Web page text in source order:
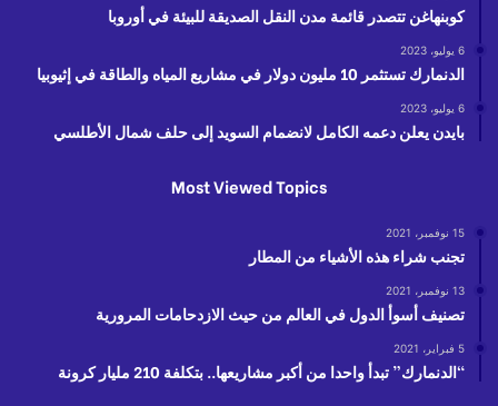
كوبنهاغن تتصدر قائمة مدن النقل الصديقة للبيئة في أوروبا
6 يوليو، 2023
الدنمارك تستثمر 10 مليون دولار في مشاريع المياه والطاقة في إثيوبيا
6 يوليو، 2023
بايدن يعلن دعمه الكامل لانضمام السويد إلى حلف شمال الأطلسي
Most Viewed Topics
15 نوفمبر، 2021
تجنب شراء هذه الأشياء من المطار
13 نوفمبر، 2021
تصنيف أسوأ الدول في العالم من حيث الازدحامات المرورية
5 فبراير، 2021
“الدنمارك” تبدأ واحدا من أكبر مشاريعها.. بتكلفة 210 مليار كرونة